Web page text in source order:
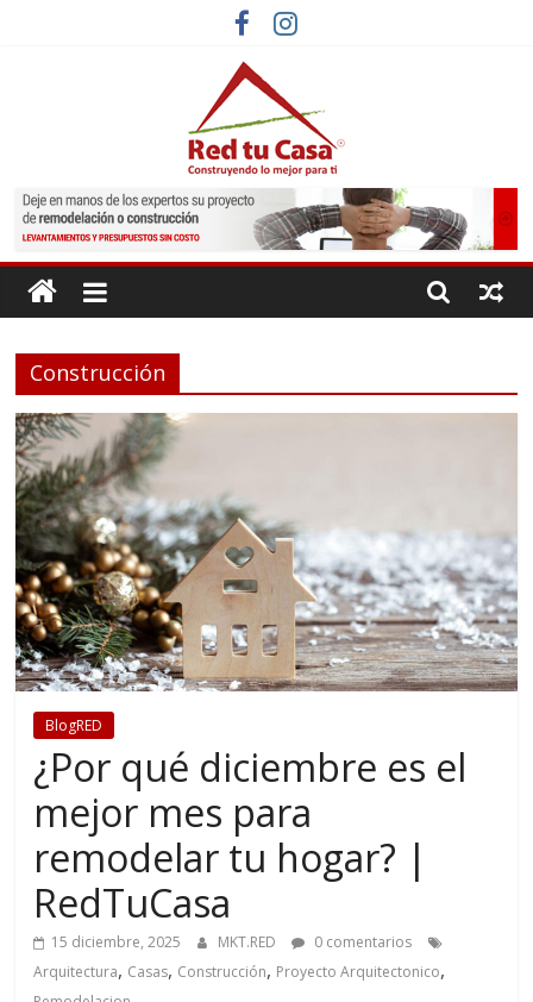
Red
Tu
Casa
Construyendo
lo
mejor
para
ti
Construcción
BlogRED
¿Por qué diciembre es el
mejor mes para
remodelar tu hogar? |
RedTuCasa
15 diciembre, 2025 MKT.RED
0 comentarios
Arquitectura, Casas, Construcción, Proyecto Arquitectonico,